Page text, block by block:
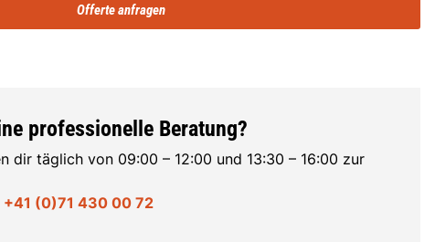
Offerte anfragen
professionelle Beratung?
dir täglich von 09:00 – 12:00 und 13:30 – 16:00 zur
+41 (0)71 430 00 72